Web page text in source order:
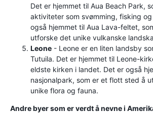
Det er hjemmet til Aua Beach Park,
aktiviteter som svømming, fisking
også hjemmet til Aua Lava-feltet,
utforske det unike vulkanske
Leone - Leone er en liten landsby
Tutuila. Det er hjemmet til Leone-
eldste kirken i landet. Det er også
nasjonalpark, som er et flott sted å
unike flora og fauna.
Andre byer som er verdt å nevne i